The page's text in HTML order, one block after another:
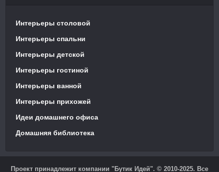
Интерьеры столовой
Интерьеры спальни
Интерьеры детской
Интерьеры гостиной
Интерьеры ванной
Интерьеры прихожей
Идеи домашнего офиса
Домашняя библиотека
Проект принадлежит компании "Бутик Идей". © 2010-2025. Все